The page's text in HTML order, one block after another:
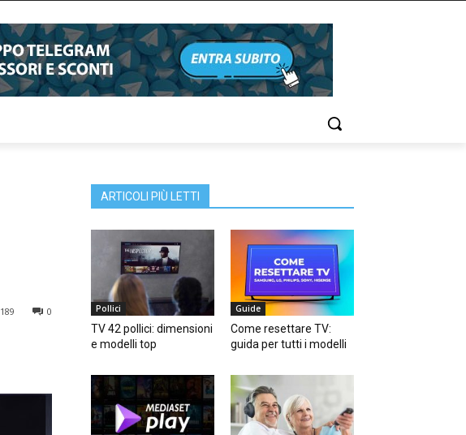
0
ARTICOLI PIÙ LETTI
Pollici
TV 42 pollici: dimensioni
e modelli top
Guide
Come resettare TV:
guida per tutti i modelli